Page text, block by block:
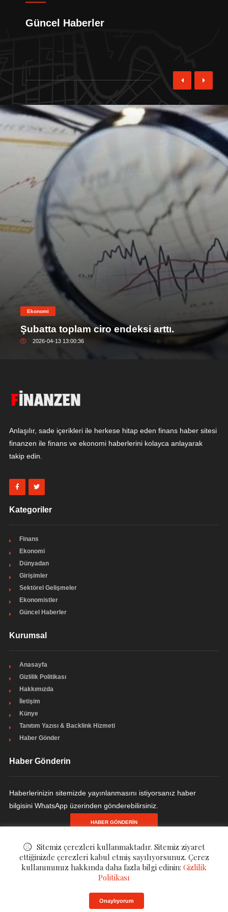
Güncel Haberler
Ekonomi
Şubatta toplam ciro endeksi arttı.
2026-04-13 13:00:36
Anlaşılır, sade içerikleri ile herkese hitap eden finans haber sitesi
finanzen ile finans ve ekonomi haberlerini kolayca anlayarak
takip edin.
Kategoriler
Finans
Ekonomi
Dünyadan
Girişimler
Sektörel Gelişmeler
Ekonomistler
Güncel Haberler
Kurumsal
Anasayfa
Gizlilik Politikası
Hakkımızda
İletişim
Künye
Tanıtım Yazısı & Backlink Hizmeti
Haber Gönder
Haber Gönderin
Haberlerinizin sitemizde yayınlanmasını istiyorsanız haber
bilgisini WhatsApp üzerinden gönderebilirsiniz.
HABER GÖNDERIN
Finanzen - Finans ve Ekonomi Haberleri. All Rights Reserved.
Sitemiz çerezleri kullanmaktadır. Sitemiz ziyaret
ettiğinizde çerezleri kabul etmiş sayılıyorsunuz. Çerez
kullanımımız hakkında daha fazla bilgi edinin: Gizlilik
Politikası
Onaylıyorum